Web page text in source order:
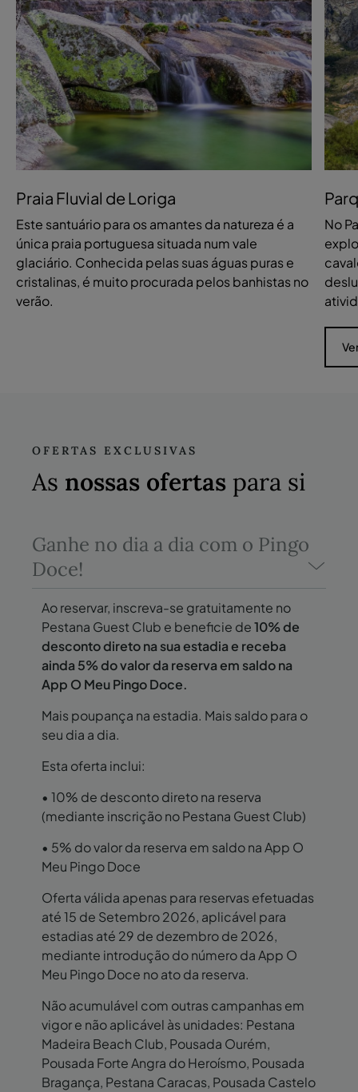
Praia Fluvial de Loriga
Este santuário para os amantes da natureza é a
única praia portuguesa situada num vale
glaciário. Conhecida pelas suas águas puras e
cristalinas, é muito procurada pelos banhistas no
verão.
No
OFERTAS EXCLUSIVAS
As nossas ofertas para si
Ganhe no dia a dia com o Pingo
Doce!
Ao reservar, inscreva-se gratuitamente no
Pestana Guest Club e beneficie de10% de
desconto direto na sua estadia e receba
ainda 5% do valor da reserva em saldo na
App O Meu Pingo Doce.
Mais poupança na estadia. Mais saldo para o
seu dia a dia.
Esta oferta inclui:
• 10% de desconto direto na reserva
(mediante inscrição no Pestana Guest Club)
• 5% do valor da reserva em saldo na App O
Meu Pingo Doce
Oferta válida apenas para reservas efetuadas
até 15 de Setembro 2026, aplicável para
estadias até 29 de dezembro de 2026,
mediante introdução do número da App O
Meu Pingo Doce no ato da reserva.
Não acumulável com outras campanhas em
vigor e não aplicável às unidades: Pestana
Madeira Beach Club, Pousada Ourém,
Pousada Forte Angra do Heroísmo, Pousada
Bragança, Pestana Caracas, Pousada Castelo